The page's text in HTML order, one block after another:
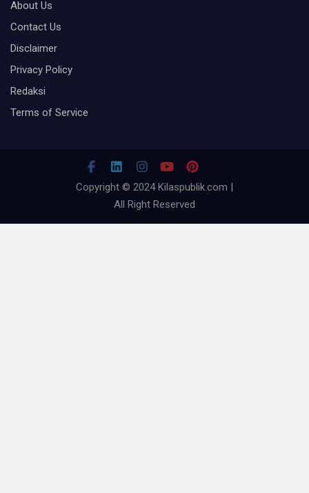
About Us
Contact Us
Disclaimer
Privacy Policy
Redaksi
Terms of Service
Copyright © 2024 Kilaspublik.com |
All Right Reserved